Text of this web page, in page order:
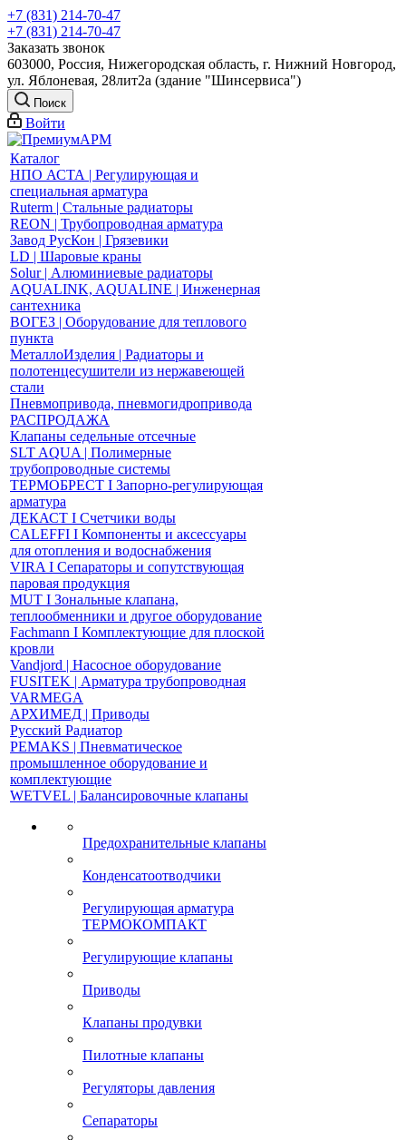
+7 (831) 214-70-47
+7 (831) 214-70-47
Заказать звонок
603000, Россия, Нижегородская область, г. Нижний Новгород,
ул. Яблоневая, 28лит2а (здание "Шинсервиса")
Поиск
Войти
Каталог
НПО АСТА | Регулирующая и
специальная арматура
Ruterm | Стальные радиаторы
REON | Трубопроводная арматура
Завод РусКон | Грязевики
LD | Шаровые краны
Solur | Алюминиевые радиаторы
AQUALINK, AQUALINE | Инженерная
сантехника
ВОГЕЗ | Оборудование для теплового
пункта
МеталлоИзделия | Радиаторы и
полотенцесушители из нержавеющей
стали
Пневмопривода, пневмогидропривода
РАСПРОДАЖА
Клапаны седельные отсечные
SLT AQUA | Полимерные
трубопроводные системы
ТЕРМОБРЕСТ І Запорно-регулирующая
арматура
ДЕКАСТ І Счетчики воды
CALEFFI І Компоненты и аксессуары
для отопления и водоснабжения
VIRA І Сепараторы и сопутствующая
паровая продукция
MUT І Зональные клапана,
теплообменники и другое оборудование
Fachmann І Комплектующие для плоской
кровли
Vandjord | Насосное оборудование
FUSITEK | Арматура трубопроводная
VARMEGA
АРХИМЕД | Приводы
Русский Радиатор
PEMAKS | Пневматическое
промышленное оборудование и
комплектующие
WETVEL | Балансировочные клапаны
Предохранительные клапаны
Конденсатоотводчики
Регулирующая арматура
ТЕРМОКОМПАКТ
Регулирующие клапаны
Приводы
Клапаны продувки
Пилотные клапаны
Регуляторы давления
Сепараторы